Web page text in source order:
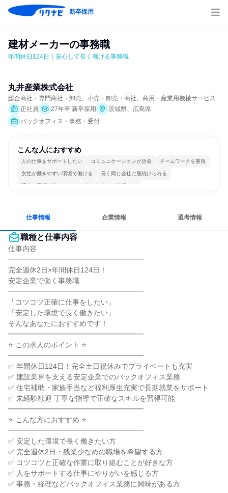
新卒採用
建材メーカーの事務職
年間休日124日｜安心して長く働ける事務職
丸井産業株式会社
総合商社・専門商社・卸売、小売・卸売・商社、商用・産業用機械サービス
正社員
27年卒 新卒採用
茨城県、広島県
バックオフィス・事務・受付
こんな人におすすめ
人の仕事をサポートしたい コミュニケーションが活発 チームワークを重視
女性が働きやすい環境で働ける 長く同じ会社に居続けられる
明確な目標を追いかける 人とたくさん会話する
仕事情報 企業情報 選考情報
職種と仕事内容
仕事内容
━━━━━━━━━━━━━━━━━━━
完全週休2日×年間休日124日！
安定企業で働く事務職
━━━━━━━━━━━━━━━━━━━
「コツコツ正確に仕事をしたい」
「安定した環境で長く働きたい」
そんなあなたにおすすめです！
━━━━━━━━━━━━━━━━━━━
⭐ この求人のポイント ⭐
━━━━━━━━━━━━━━━━━━━
✅ 年間休日124日！完全土日祝休みでプライベートも充実
✅ 建設業界を支える安定企業でのバックオフィス業務
✅ 住宅補助・家族手当など福利厚生充実で長期就業をサポート
✅ 未経験歓迎 丁寧な指導で正確なスキルを習得可能
━━━━━━━━━━━━━━━━━━━
⭐ こんな方におすすめ ⭐
━━━━━━━━━━━━━━━━━━━
✅ 安定した環境で長く働きたい方
✅ 完全週休2日・残業少なめの職場を希望する方
✅ コツコツと正確な作業に取り組むことが好きな方
✅ 人をサポートする仕事にやりがいを感じる方
✅ 事務・経理などバックオフィス業務に興味がある方